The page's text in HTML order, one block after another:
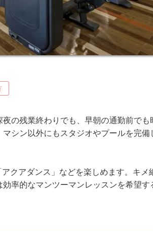
の残業終わりでも、早朝の通勤前でも
シン以外にもスタジオやプールを完備
クアダンス」などを楽しめます。キメ
率的なマンツーマンレッスンを希望す